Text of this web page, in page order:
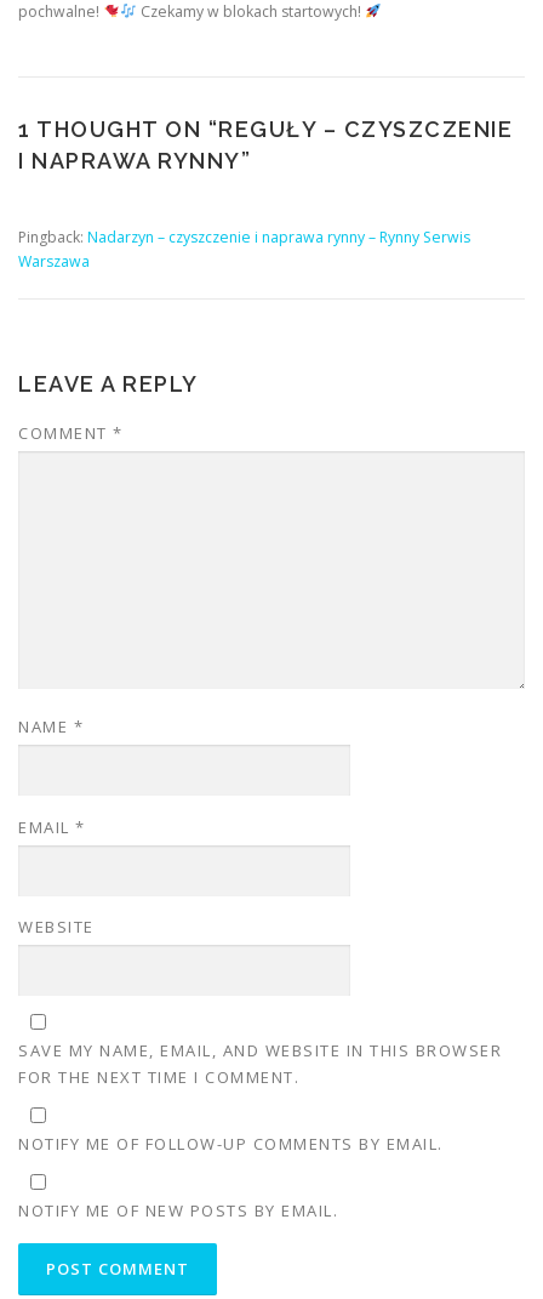
pochwalne!
Czekamy w blokach startowych!
1 THOUGHT ON “REGUŁY – CZYSZCZENIE
I NAPRAWA RYNNY”
Pingback: Nadarzyn – czyszczenie i naprawa rynny – Rynny Serwis
Warszawa
LEAVE A REPLY
COMMENT *
NAME *
EMAIL *
WEBSITE
SAVE MY NAME, EMAIL, AND WEBSITE IN THIS BROWSER
FOR THE NEXT TIME I COMMENT.
NOTIFY ME OF FOLLOW-UP COMMENTS BY EMAIL.
NOTIFY ME OF NEW POSTS BY EMAIL.